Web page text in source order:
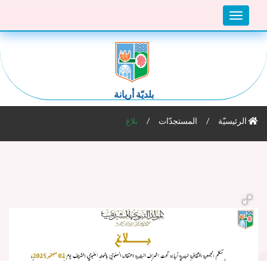
Toggle
navigation
بلديّة أريانة
الرئيسيّة المستجدّات بلاغ